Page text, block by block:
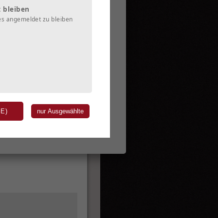
bleiben
angemeldet zu bleiben
Da die
Moby's Culture Club
die Kulturkirche